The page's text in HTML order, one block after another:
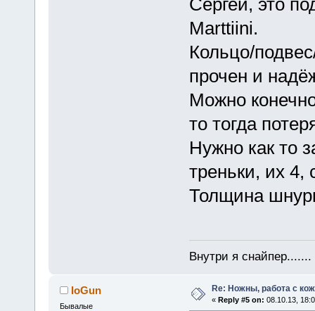
Marttiini.
Кольцо/
прочен и
Можно
то тогда
Нужно как то
треньки, их 4,
Толщина
Внутри я
IoGun
Бывалые
Re: Ножны, работа с
« Reply #5 on: 08.10.13,